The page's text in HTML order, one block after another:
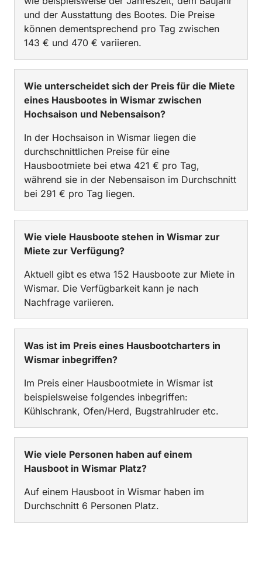
und der Ausstattung des Bootes. Die Preise
können dementsprechend pro Tag zwischen
143 € und 470 € variieren.
Wie unterscheidet sich der Preis für die Miete
eines Hausbootes in Wismar zwischen
Hochsaison und Nebensaison?
In der Hochsaison in Wismar liegen die
durchschnittlichen Preise für eine
Hausbootmiete bei etwa 421 € pro Tag,
während sie in der Nebensaison im Durchschnitt
bei 291 € pro Tag liegen.
Wie viele Hausboote stehen in Wismar zur
Miete zur Verfügung?
Aktuell gibt es etwa 152 Hausboote zur Miete in
Wismar. Die Verfügbarkeit kann je nach
Nachfrage variieren.
Was ist im Preis eines Hausbootcharters in
Wismar inbegriffen?
Im Preis einer Hausbootmiete in Wismar ist
beispielsweise folgendes inbegriffen:
Kühlschrank, Ofen/Herd, Bugstrahlruder etc.
Wie viele Personen haben auf einem
Hausboot in Wismar Platz?
Auf einem Hausboot in Wismar haben im
Durchschnitt 6 Personen Platz.